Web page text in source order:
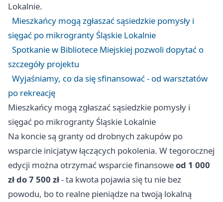
Lokalnie.
Mieszkańcy mogą zgłaszać sąsiedzkie pomysły i
sięgać po mikrogranty Śląskie Lokalnie
Spotkanie w Bibliotece Miejskiej pozwoli dopytać o
szczegóły projektu
Wyjaśniamy, co da się sfinansować - od warsztatów
po rekreację
Mieszkańcy mogą zgłaszać sąsiedzkie pomysły i
sięgać po mikrogranty Śląskie Lokalnie
Na koncie są granty od drobnych zakupów po
wsparcie inicjatyw łączących pokolenia. W tegorocznej
edycji można otrzymać wsparcie finansoweod 1 000
zł do 7 500 zł- ta kwota pojawia się tu nie bez
powodu, bo to realne pieniądze na twoją lokalną